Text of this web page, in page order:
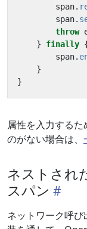
span.
span.
throw
}
finally
span.
}
}
属性を入力する
のがない場合は、
ネストされ
スパン
ネットワーク呼